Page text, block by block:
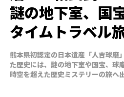
謎の地下室、国
タイムトラベル
熊本県初認定の日本遺産「人吉球磨
た歴史には、謎の地下室や国宝、球
時空を超えた歴史ミステリーの旅へ